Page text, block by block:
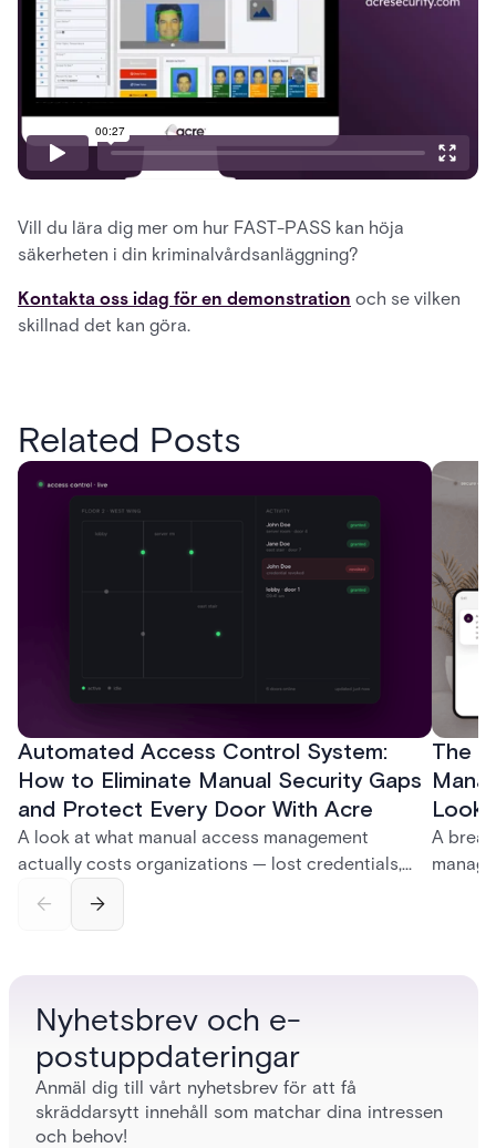
Vill du lära dig mer om hur FAST-PASS kan höja
säkerheten i din kriminalvårdsanläggning?
Kontakta oss idag för en demonstration och se vilken
skillnad det kan göra.
Related Posts
Automated Access Control System:
How to Eliminate Manual Security Gaps
and Protect Every Door With Acre
A look at what manual access management
actually costs organizations — lost credentials,
incomplete audit trails, and wasted security hours
— and how Acre's automated access control
The
Look
A
Nyhetsbrev och e-
postuppdateringar
Anmäl dig till vårt nyhetsbrev för att få
skräddarsytt innehåll som matchar dina intressen
och behov!